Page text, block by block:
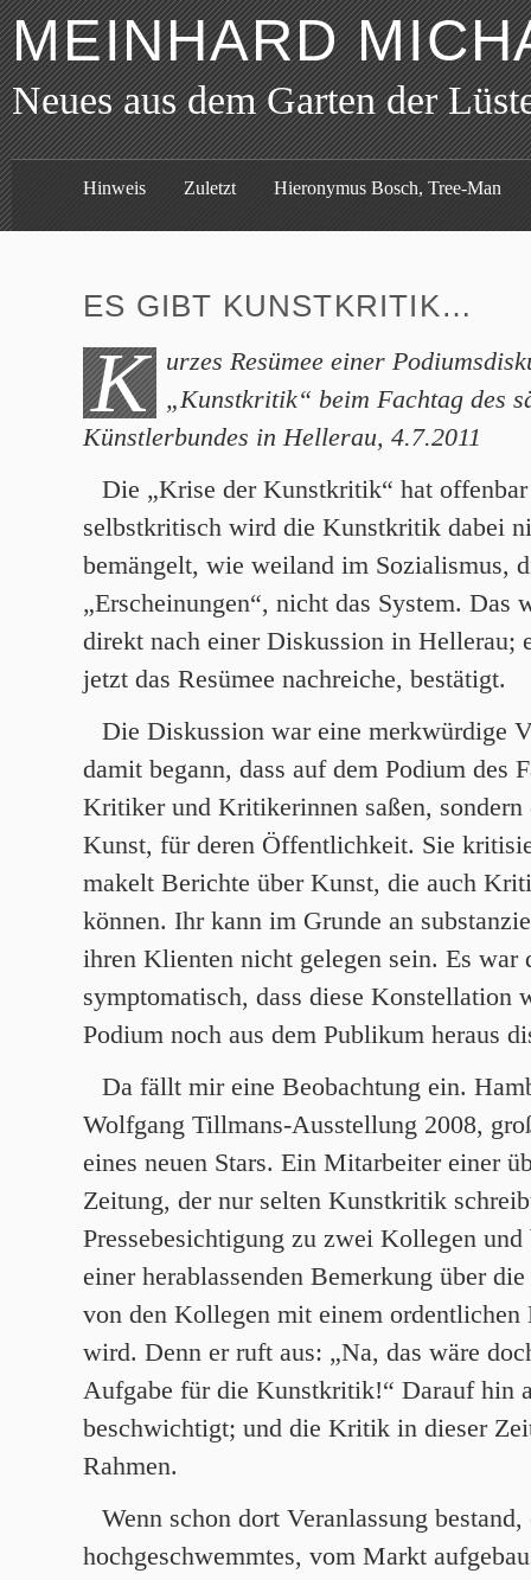
MEINHARD
Neues aus dem Garten der
Hinweis Zuletzt Hieronymus Bosch, Tree-Man
ES GIBT KUNSTKRITIK…
K
urzes Resümee einer
„Kunstkritik“ beim Fachtag des
Künstlerbundes in Hellerau, 4.7.2011
Die „Krise der Kunstkritik“ hat
selbstkritisch wird die Kunstkritik dabei
bemängelt, wie weiland im Sozialismus,
„Erscheinungen“, nicht das System. Das
direkt nach einer Diskussion in Hellerau;
jetzt das Resümee nachreiche, bestätigt.
Die Diskussion war eine merkwürdige
damit begann, dass auf dem Podium des
Kritiker und Kritikerinnen saßen,
Kunst, für deren Öffentlichkeit. Sie
makelt Berichte über Kunst, die auch
können. Ihr kann im Grunde an
ihren Klienten nicht gelegen sein. Es war
symptomatisch, dass diese Konstellation
Podium noch aus dem Publikum heraus
Da fällt mir eine Beobachtung ein.
Wolfgang Tillmans-Ausstellung 2008,
eines neuen Stars. Ein Mitarbeiter einer
Zeitung, der nur selten Kunstkritik
Pressebesichtigung zu zwei Kollegen
einer herablassenden Bemerkung über
von den Kollegen mit einem ordentlichen
wird. Denn er ruft aus: „Na, das wäre
Aufgabe für die Kunstkritik!“ Darauf hin
beschwichtigt; und die Kritik in dieser
Rahmen.
Wenn schon dort Veranlassung
hochgeschwemmtes, vom Markt